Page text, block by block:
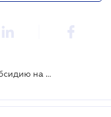
В ГАР стартует прием заявок на субсидию на единицу обрабатываемых угодий